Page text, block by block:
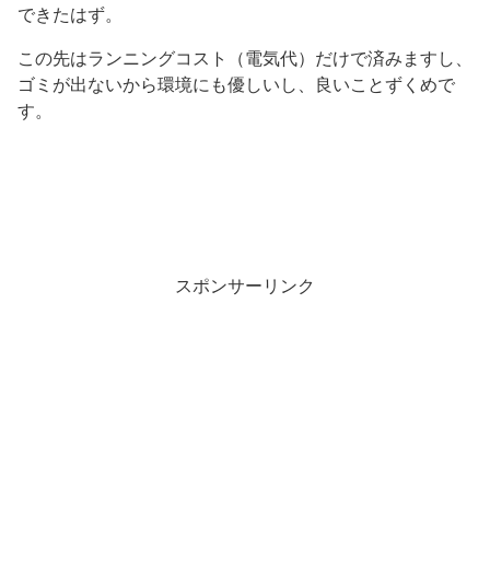
できたはず。
この先はランニングコスト（電気代）だけで済みますし、
ゴミが出ないから環境にも優しいし、良いことずくめで
す。
スポンサーリンク